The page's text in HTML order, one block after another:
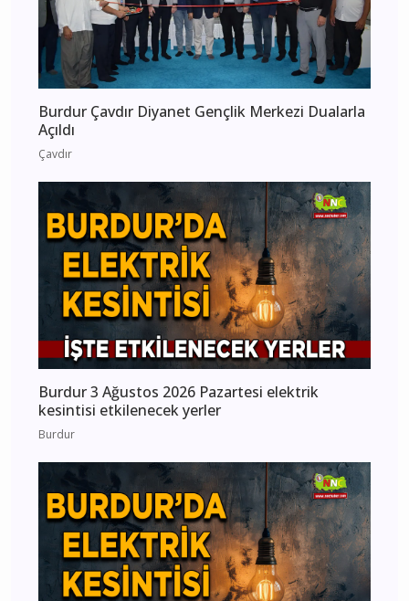
Burdur Çavdır Diyanet Gençlik Merkezi Dualarla
Açıldı
Çavdır
Burdur 3 Ağustos 2026 Pazartesi elektrik
kesintisi etkilenecek yerler
Burdur